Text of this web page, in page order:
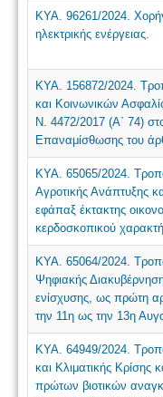
ΚΥΑ. 96261/2024.
ηλεκτρικής ενέργειας.
ΚΥΑ. 156872/2024.
και Κοινωνικών
Ν. 4472/2017 (Α΄ 74)
Επαναμίσθωσης του
ΚΥΑ. 65065/2024.
Αγροτικής Ανάπτυξης
εφάπαξ έκτακτης
κερδοσκοπικού
ΚΥΑ. 65064/2024.
Ψηφιακής
ενίσχυσης, ως πρώτη
την 11η ως την 13η
ΚΥΑ. 64949/2024.
και Κλιματικής Κρίσης
πρώτων βιοτικών